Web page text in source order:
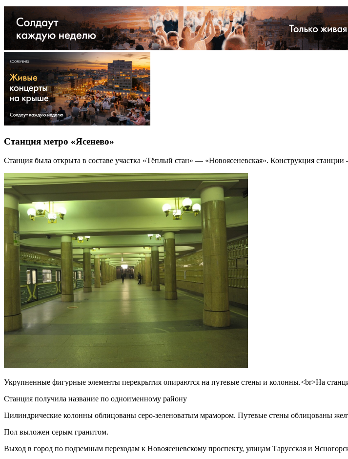
Станция метро «Ясенево»
Станция была открыта в составе участка «Тёплый стан» — «Новоясеневская». Конструкция
Укрупненные фигурные элементы перекрытия опираются на путевые стены и колонны.<br>На
Станция получила название по одноименному району
Цилиндрические колонны облицованы серо-зеленоватым мрамором. Путевые стены облицованы
Пол выложен серым гранитом.
Выход в город по подземным переходам к Новоясеневскому проспекту, улицам Тарусская и